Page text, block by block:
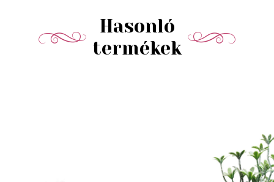
Hasonló
termékek